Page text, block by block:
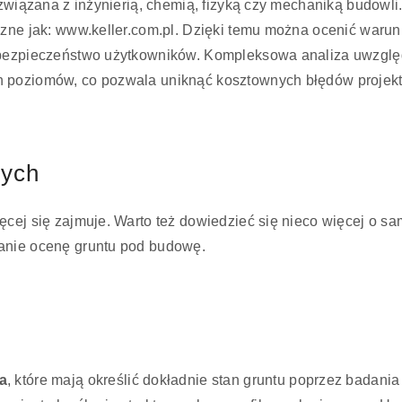
z inżynierią, chemią, fizyką czy mechaniką
jak: www.keller.com.pl. Dzięki temu można ocenić
użytkowników. Kompleksowa analiza
co pozwala uniknąć kosztownych błędów
się zajmuje. Warto też dowiedzieć się nieco więcej o
ocenę gruntu pod budowę.
, które mają określić dokładnie stan gruntu poprzez